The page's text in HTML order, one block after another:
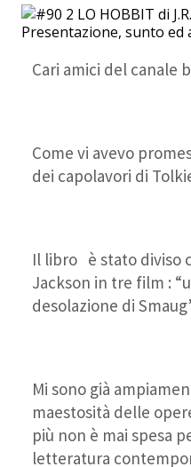
Presentazione, sunto ed
Cari amici del canale
Come vi avevo
dei capolavori di
Il libro è stato diviso
Jackson in tre film :
desolazione di
Mi sono già
maestosità delle
più non è mai spesa
letteratura